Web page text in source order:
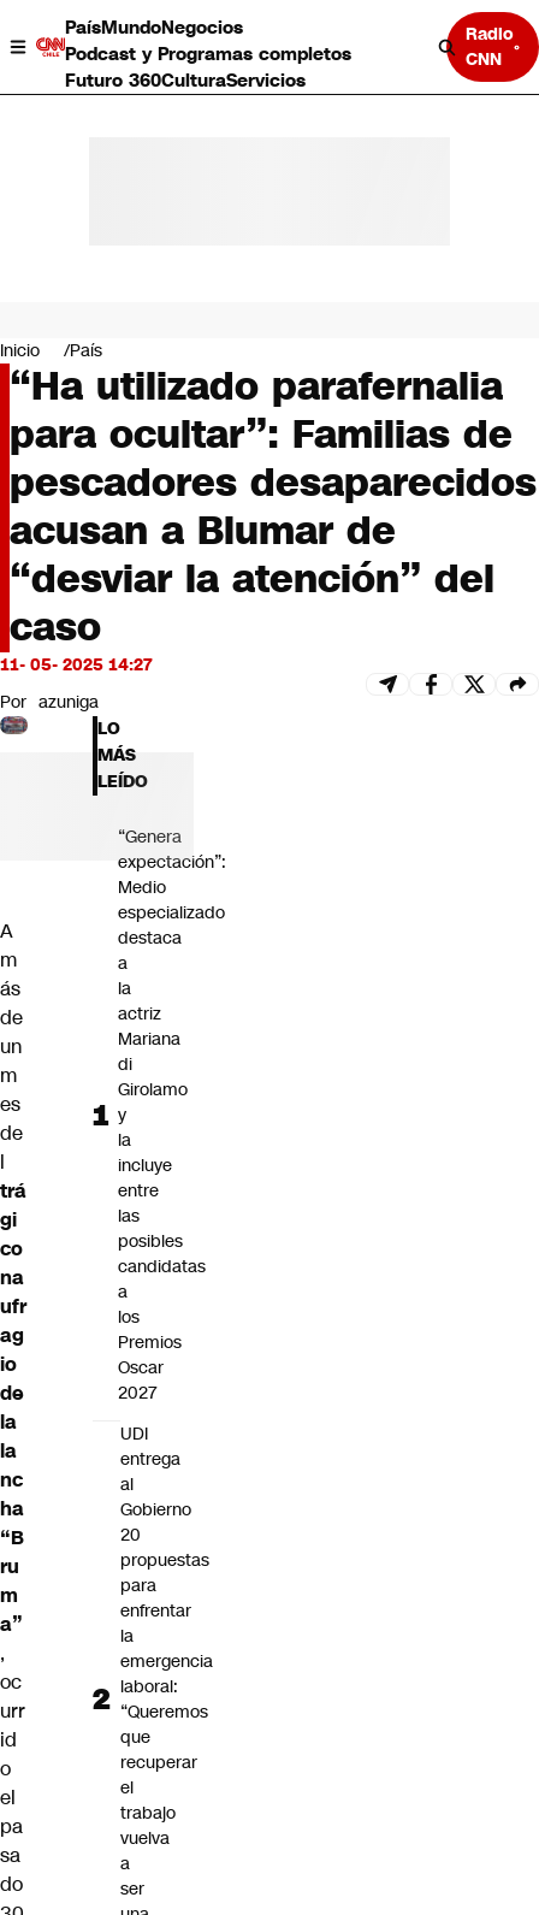
PaísMundoNegocios
Podcast y Programas completos
Futuro 360CulturaServicios
Radio
CNN
Negocios
Deportes
Programas completos
Cultura
Servicios
Bits
CNN tiempo
Futuro 360
Opinión
Inicio País
“Ha utilizado parafernalia
para ocultar”: Familias de
pescadores desaparecidos
acusan a Blumar de
“desviar la atención” del
caso
11- 05- 2025 14:27
Por azuniga
A
m
ás
de
un
m
es
de
l
trá
gi
co
na
ufr
ag
io
de
la
la
nc
ha
“B
ru
m
a”
,
oc
urr
id
o
el
pa
sa
do
LO
MÁS
LEÍDO
“Genera
expectación”:
Medio
especializado
destaca
a
la
actriz
Mariana
di
Girolamo
y
la
incluye
entre
las
posibles
candidatas
a
los
Premios
Oscar
2027
UDI
entrega
al
Gobierno
20
propuestas
para
enfrentar
la
emergencia
laboral:
“Queremos
que
recuperar
el
trabajo
vuelva
a
ser